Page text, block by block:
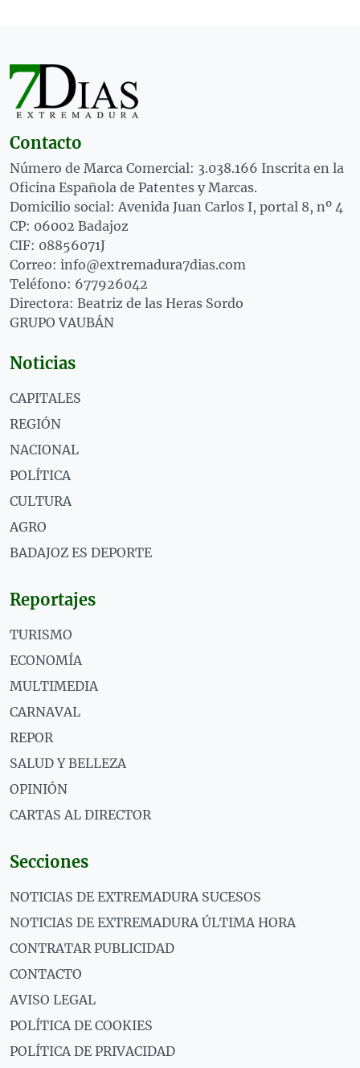
Contacto
Número de Marca Comercial: 3.038.166 Inscrita en la
Oficina Española de Patentes y Marcas.
Domicilio social: Avenida Juan Carlos I, portal 8, nº 4
CP: 06002 Badajoz
CIF: 08856071J
Correo: info@extremadura7dias.com
Teléfono: 677926042
Directora: Beatriz de las Heras Sordo
GRUPO VAUBÁN
Noticias
CAPITALES
REGIÓN
NACIONAL
POLÍTICA
CULTURA
AGRO
BADAJOZ ES DEPORTE
Reportajes
TURISMO
ECONOMÍA
MULTIMEDIA
CARNAVAL
REPOR
SALUD Y BELLEZA
OPINIÓN
CARTAS AL DIRECTOR
Secciones
NOTICIAS DE EXTREMADURA SUCESOS
NOTICIAS DE EXTREMADURA ÚLTIMA HORA
CONTRATAR PUBLICIDAD
CONTACTO
AVISO LEGAL
POLÍTICA DE COOKIES
POLÍTICA DE PRIVACIDAD